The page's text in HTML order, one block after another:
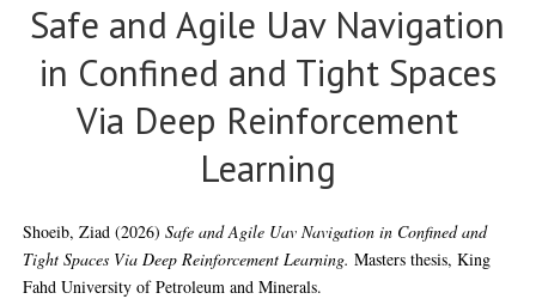
Safe and Agile Uav Navigation
in Confined and Tight Spaces
Via Deep Reinforcement
Learning
Shoeib, Ziad (2026)Safe and Agile Uav Navigation in Confined and
Tight Spaces Via Deep Reinforcement Learning. Masters thesis, King
Fahd University of Petroleum and Minerals.